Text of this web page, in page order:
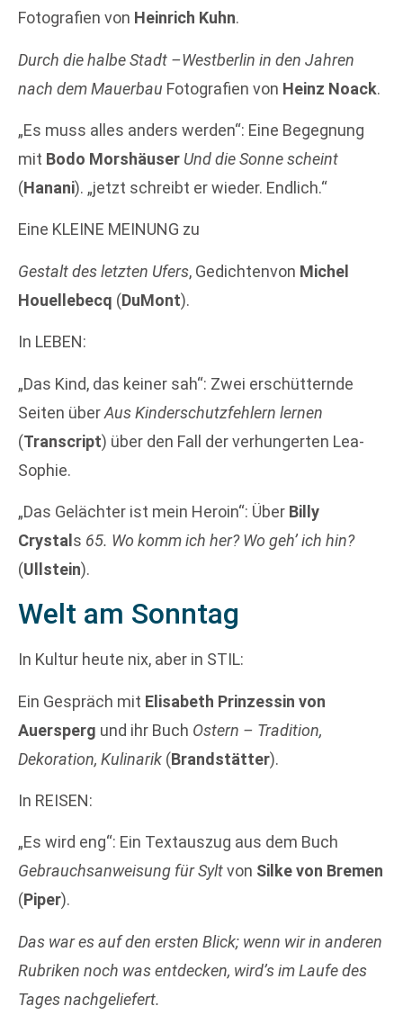
Fotografien von Heinrich Kuhn.
Durch die halbe Stadt –Westberlin in den Jahren
nach dem Mauerbau Fotografien von Heinz Noack.
„Es muss alles anders werden“: Eine Begegnung
mit Bodo Morshäuser Und die Sonne scheint
(Hanani). „jetzt schreibt er wieder. Endlich.“
Eine KLEINE MEINUNG zu
Gestalt des letzten Ufers, Gedichtenvon Michel
Houellebecq (DuMont).
In LEBEN:
„Das Kind, das keiner sah“: Zwei erschütternde
Seiten überAus Kinderschutzfehlern lernen
(Transcript) über den Fall der verhungerten Lea-
Sophie.
„Das Gelächter ist mein Heroin“: Über Billy
Crystal s 65. Wo komm ich her? Wo geh’ ich hin?
(Ullstein).
Welt am Sonntag
In Kultur heute nix, aber in STIL:
Ein Gespräch mit Elisabeth Prinzessin von
Auersperg und ihr Buch Ostern – Tradition,
Dekoration, Kulinarik (Brandstätter).
In REISEN:
„Es wird eng“: Ein Textauszug aus dem Buch
Gebrauchsanweisung für Syltvon Silke von Bremen
(Piper).
Das war es auf den ersten Blick; wenn wir in anderen
Rubriken noch was entdecken, wird’s im Laufe des
Tages nachgeliefert.